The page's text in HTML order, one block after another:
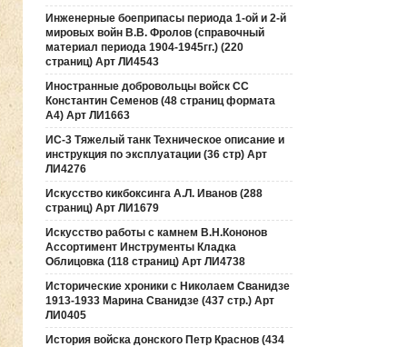
Инженерные боеприпасы периода 1-ой и 2-й
мировых войн В.В. Фролов (справочный
материал периода 1904-1945гг.) (220
страниц) Арт ЛИ4543
Иностранные добровольцы войск СС
Константин Семенов (48 страниц формата
А4) Арт ЛИ1663
ИС-3 Тяжелый танк Техническое описание и
инструкция по эксплуатации (36 стр) Арт
ЛИ4276
Искусство кикбоксинга А.Л. Иванов (288
страниц) Арт ЛИ1679
Искусство работы с камнем В.Н.Кононов
Ассортимент Инструменты Кладка
Облицовка (118 страниц) Арт ЛИ4738
Исторические хроники с Николаем Сванидзе
1913-1933 Марина Сванидзе (437 стр.) Арт
ЛИ0405
История войска донского Петр Краснов (434